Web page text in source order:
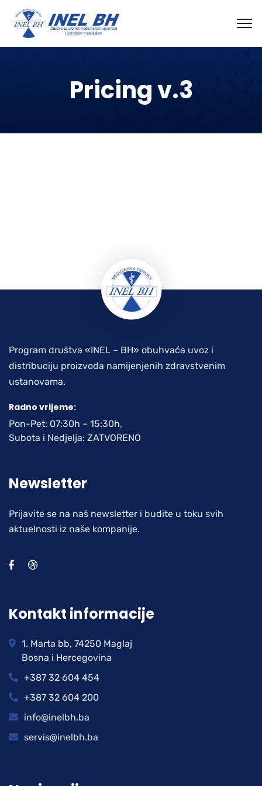
Pricing v.3
Program društva «INEL – BH» obuhvaća uvoz i
distribuciju proizvoda namijenjenih zdravstvenim
ustanovama.
Radno vrijeme:
Pon-Pet: 07:30h – 15:30h,
Subota i Nedjelja: ZATVORENO
Newsletter
Prijavite se na naš newsletter i budite u toku svih
aktuelnosti iz naše kompanije.
Kontakt informacije
1. Marta bb, 74250 Maglaj
Bosna i Hercegovina
+387 32 604 454
+387 32 604 200
info@inelbh.ba
servis@inelbh.ba